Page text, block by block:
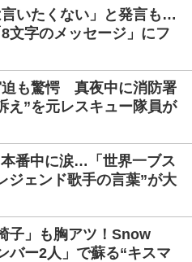
言いたくない」と発言も…
文字のメッセージ」にフ
迫も驚愕 真夜中に消防署
え”を元レスキュー隊員が
番中に涙…「世界一ブス
ジェンド歌手の言葉”が大
子」も胸アツ！Snow
バー2人」で蘇る“キスマ